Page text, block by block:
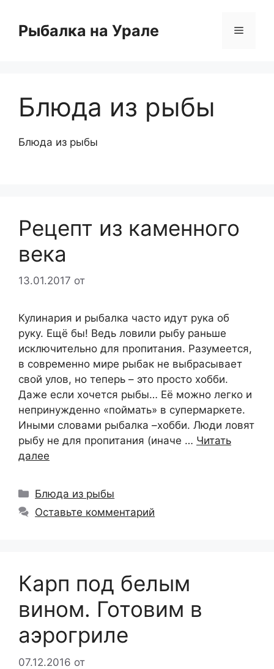
содержимому
Рыбалка на Урале Меню
Блюда из рыбы
Блюда из рыбы
Рецепт из каменного
века
13.01.2017 от
Кулинария и рыбалка часто идут рука об
руку. Ещё бы! Ведь ловили рыбу раньше
исключительно для пропитания. Разумеется,
в современно мире рыбак не выбрасывает
свой улов, но теперь – это просто хобби.
Даже если хочется рыбы… Её можно легко и
непринужденно «поймать» в супермаркете.
Иными словами рыбалка –хобби. Люди ловят
рыбу не для пропитания (иначе … Читать
далее
Рубрики
Блюда из рыбы
Оставьте комментарий
Карп под белым
вином. Готовим в
аэрогриле
07.12.2016 от